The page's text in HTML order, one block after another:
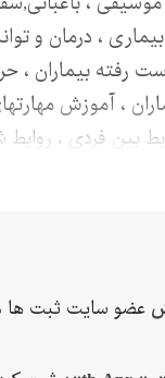
، درمان و
رفته بیماران ،
، آموزش
بین فردی ، روابط
عضو سایت ثبت ها